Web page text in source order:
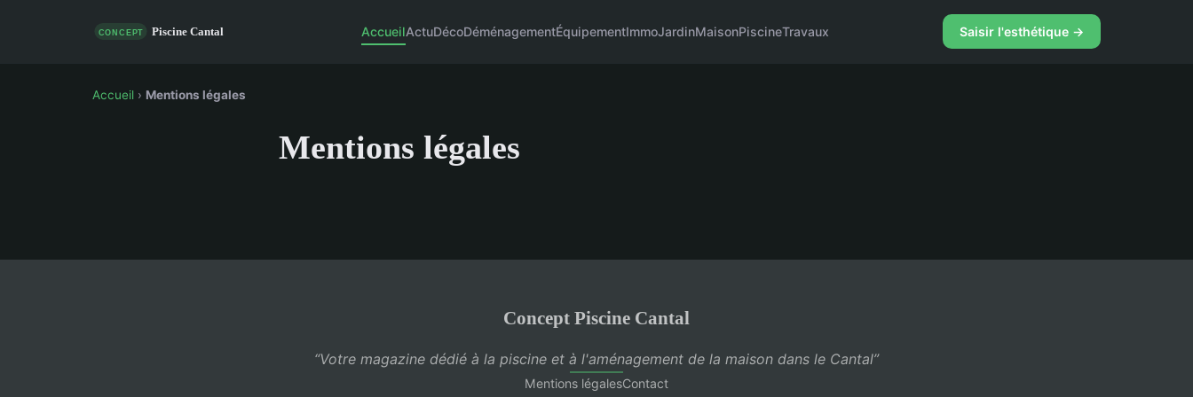
AccueilActuDécoDéménagementÉquipementImmoJardinMaisonPiscineTravaux Saisir l'esthétique →
Accueil › Mentions légales
Mentions légales
Concept Piscine Cantal
“Votre magazine dédié à la piscine et à l'aménagement de la maison dans le Cantal”
Mentions légalesContact